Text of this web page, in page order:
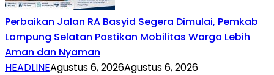
Perbaikan Jalan RA Basyid Segera Dimulai, Pemkab
Lampung Selatan Pastikan Mobilitas Warga Lebih
Aman dan Nyaman
HEADLINEAgustus 6, 2026Agustus 6, 2026